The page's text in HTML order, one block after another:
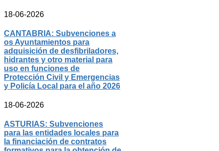
18-06-2026
CANTABRIA: Subvenciones a
os Ayuntamientos para
adquisición de desfibriladores,
hidrantes y otro material para
uso en funciones de
Protección Civil y Emergencias
y Policía Local para el año 2026
18-06-2026
ASTURIAS: Subvenciones
para las entidades locales para
la financiación de contratos